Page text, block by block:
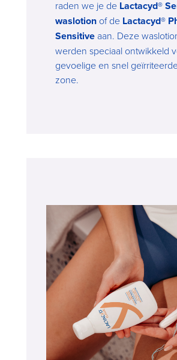
raden we je de Lactacyd®
waslotion of de Lactacyd®
Sensitive aan. Deze
werden speciaal ontwikkeld
gevoelige en snel
zone.